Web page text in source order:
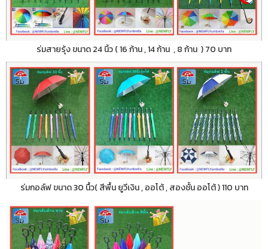
ร่มสายรุ้ง ขนาด 24 นิ้ว ( 16 ก้าน , 14 ก้าน , 8 ก้าน ) 70 บาท
ร่มกอล์ฟ ขนาด 30 นื้ว( สีพื้น ยูวีเงิน , ออโต้ , สองชั้น ออโต้ ) 110 บาท